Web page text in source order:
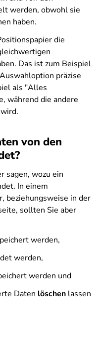
werden, obwohl sie
haben.
die
Das ist zum Beispiel
präzise
als "Alles
während die andere
von den
sagen, wozu ein
In einem
beziehungsweise in der
sollten Sie aber
werden,
werden,
werden und
Daten löschen lassen